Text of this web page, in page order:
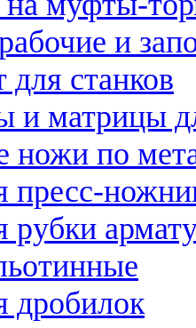
и
станков
и матрицы
ножи по
пресс-
рубки
дробилок